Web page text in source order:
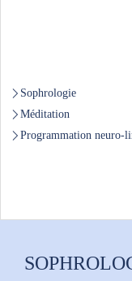
Sophrologie
Méditation
Programmation neuro-